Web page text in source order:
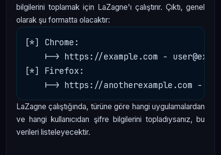
bilgilerini toplamak için LaZagne'ı çalıştırır. Çıktı, genel
olarak şu formatta olacaktır:
[*] Chrome:
|-> https://example.com -
[*] Firefox:
LaZagne çalıştığında, türüne göre hangi uygulamalardan
ve hangi kullanıcıdan şifre bilgilerini topladıysanız, bu
verileri listeleyecektir.